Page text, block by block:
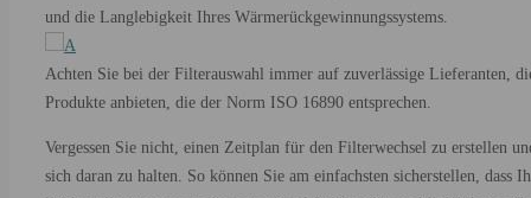
und die Langlebigkeit Ihres Wärmerückgewinnungssystems.
Achten Sie bei der Filterauswahl immer auf zuverlässige Lieferanten,
Produkte anbieten, die der Norm ISO 16890 entsprechen.
Vergessen Sie nicht, einen Zeitplan für den Filterwechsel zu erstellen
sich daran zu halten. So können Sie am einfachsten sicherstellen, dass